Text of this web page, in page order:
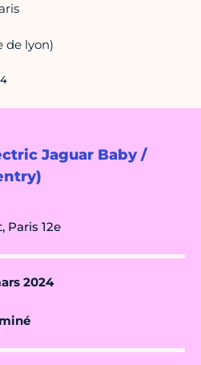
Jaguar Baby /
Paris 12e
2024
de lyon)